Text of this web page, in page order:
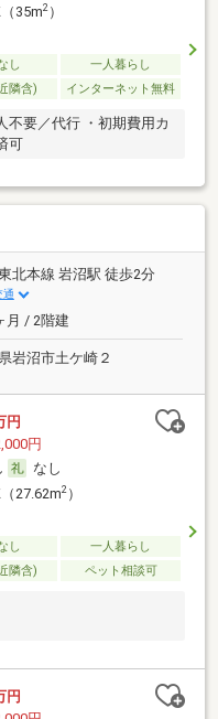
35m2）
し
一人暮らし
隣含) インターネット無料
不要／代行 ・初期費用カ
可
北本線 岩沼駅 徒歩2分
通
月 / 2階建
岩沼市土ケ崎２
円
円
なし
27.62m2）
し
一人暮らし
隣含) ペット相談可
円